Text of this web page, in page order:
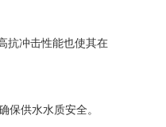
抗冲击性能也使其在
供水水质安全。